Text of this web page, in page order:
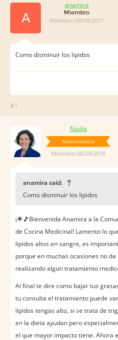
A
anamira
Miembro
Miembro:08/08/2021
Como disminuir los lipidos
#1
Nadia
Nutricionista
Miembro:08/29/2018
anamira said:
Como disminuir los lipidos
¡🌟🎵Bienvenida Anamira a la
de Cocina Medicinal! Lamento lo
lipidos altos en sangre, es
porque en muchas ocasiones no
realizando algun tratamiento
Al final te dire como bajar tus
tu consulta el tratamiento puede
lipidos tengas alto, si se trata de
en la dieta ayudan pero
el que mayor impacto tiene. Ahora